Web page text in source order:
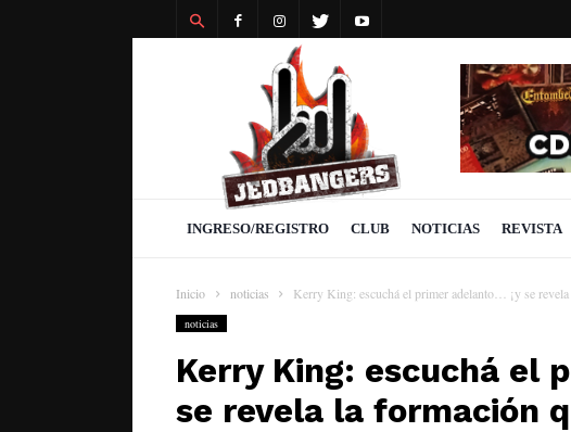
INGRESO/REGISTRO CLUB NOTICIAS REVISTA
Inicio noticias Kerry King: escuchá el primer adelanto… ¡y se revela
noticias
Kerry King: escuchá el
se revela la formación